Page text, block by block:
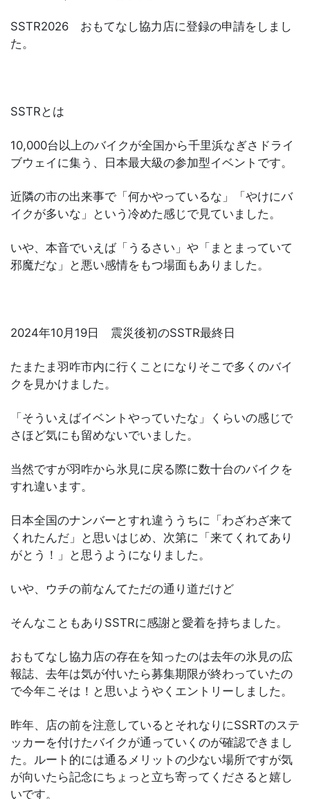
SSTR2026 おもてなし協力店に登録の申請をしまし
た。
SSTRとは
10,000台以上のバイクが全国から千里浜なぎさドライ
ブウェイに集う、日本最大級の参加型イベントです。
近隣の市の出来事で「何かやっているな」「やけにバ
イクが多いな」という冷めた感じで見ていました。
いや、本音でいえば「うるさい」や「まとまっていて
邪魔だな」と悪い感情をもつ場面もありました。
2024年10月19日 震災後初のSSTR最終日
たまたま羽咋市内に行くことになりそこで多くのバイ
クを見かけました。
「そういえばイベントやっていたな」くらいの感じで
さほど気にも留めないでいました。
当然ですが羽咋から氷見に戻る際に数十台のバイクを
すれ違います。
日本全国のナンバーとすれ違ううちに「わざわざ来て
くれたんだ」と思いはじめ、次第に「来てくれてあり
がとう！」と思うようになりました。
いや、ウチの前なんてただの通り道だけど
そんなこともありSSTRに感謝と愛着を持ちました。
おもてなし協力店の存在を知ったのは去年の氷見の広
報誌、去年は気が付いたら募集期限が終わっていたの
で今年こそは！と思いようやくエントリーしました。
昨年、店の前を注意しているとそれなりにSSRTのステ
ッカーを付けたバイクが通っていくのが確認できまし
た。ルート的には通るメリットの少ない場所ですが気
が向いたら記念にちょっと立ち寄ってくださると嬉し
いです。